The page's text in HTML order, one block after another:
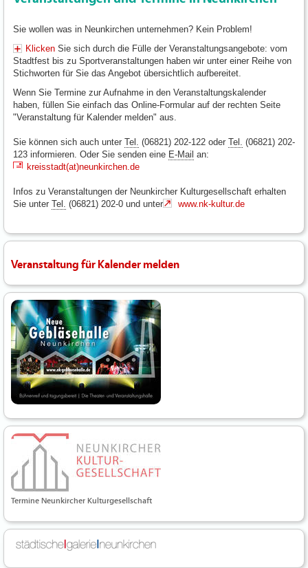
Sie wollen was in Neunkirchen unternehmen? Kein Problem!
Klicken Sie sich durch die Fülle der Veranstaltungsangebote: vom
Stadtfest bis zu Sportveranstaltungen haben wir unter einer Reihe von
Stichworten für Sie das Angebot übersichtlich aufbereitet.
Wenn Sie Termine zur Aufnahme in den Veranstaltungskalender
haben, füllen Sie einfach das Online-Formular auf der rechten Seite
"Veranstaltung für Kalender melden" aus.
Sie können sich auch unter Tel. (06821) 202-122 oder Tel. (06821) 202-
123 informieren. Oder Sie senden eine E-Mail an:
kreisstadt(at)neunkirchen.de
Infos zu Veranstaltungen der Neunkircher Kulturgesellschaft erhalten
Sie unter Tel. (06821) 202-0 und unter www.nk-kultur.de
Veranstaltung für Kalender melden
Termine Neunkircher Kulturgesellschaft